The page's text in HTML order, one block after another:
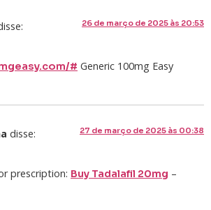
26 de março de 2025 às 20:53
# Generic 100mg Easy
disse: 27 de março de 2025 às 00:38
prescription: Buy Tadalafil 20mg –